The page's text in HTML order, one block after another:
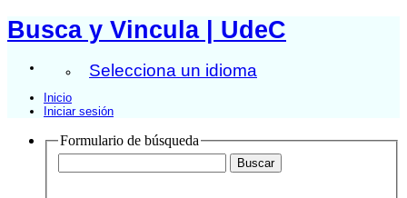
Busca y Vincula | UdeC
Selecciona un idioma
Inicio
Iniciar sesión
Formulario de búsqueda